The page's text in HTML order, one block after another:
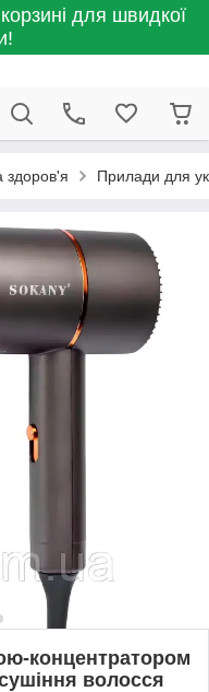
для швидкої
здоров'я Прилади для
концентратором
волосся